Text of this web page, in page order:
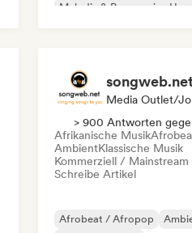
Melodic & Progressive
Media Outlet/
> 900 Antworten
Afrikanische Musik
AmbientKlassische Musik
Kommerziell / Mainstream
Schreibe Artikel
Afrobeat / Afropop